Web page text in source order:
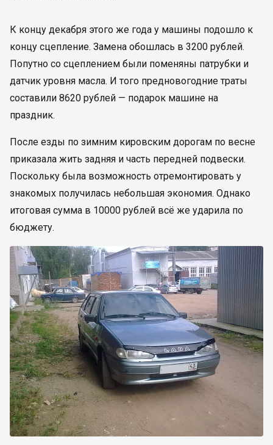
К концу декабря этого же года у машины подошло к
концу сцепление. Замена обошлась в 3200 рублей.
Попутно со сцеплением были поменяны патрубки и
датчик уровня масла. И того предновогодние траты
составили 8620 рублей — подарок машине на
праздник.
После езды по зимним кировским дорогам по весне
приказала жить задняя и часть передней подвески.
Поскольку была возможность отремонтировать у
знакомых получилась небольшая экономия. Однако
итоговая сумма в 10000 рублей всё же ударила по
бюджету.